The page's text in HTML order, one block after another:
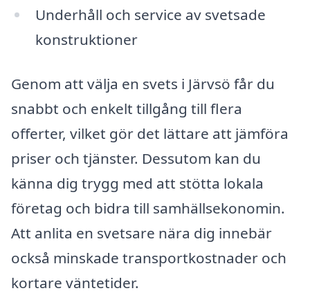
Underhåll och service av svetsade
konstruktioner
Genom att välja en svets i Järvsö får du
snabbt och enkelt tillgång till flera
offerter, vilket gör det lättare att jämföra
priser och tjänster. Dessutom kan du
känna dig trygg med att stötta lokala
företag och bidra till samhällsekonomin.
Att anlita en svetsare nära dig innebär
också minskade transportkostnader och
kortare väntetider.